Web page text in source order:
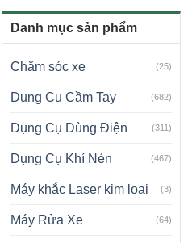
Danh mục sản phẩm
Chăm sóc xe (25)
Dụng Cụ Cầm Tay (682)
Dụng Cụ Dùng Điện (311)
Dụng Cụ Khí Nén (467)
Máy khắc Laser kim loại (3)
Máy Rửa Xe (64)